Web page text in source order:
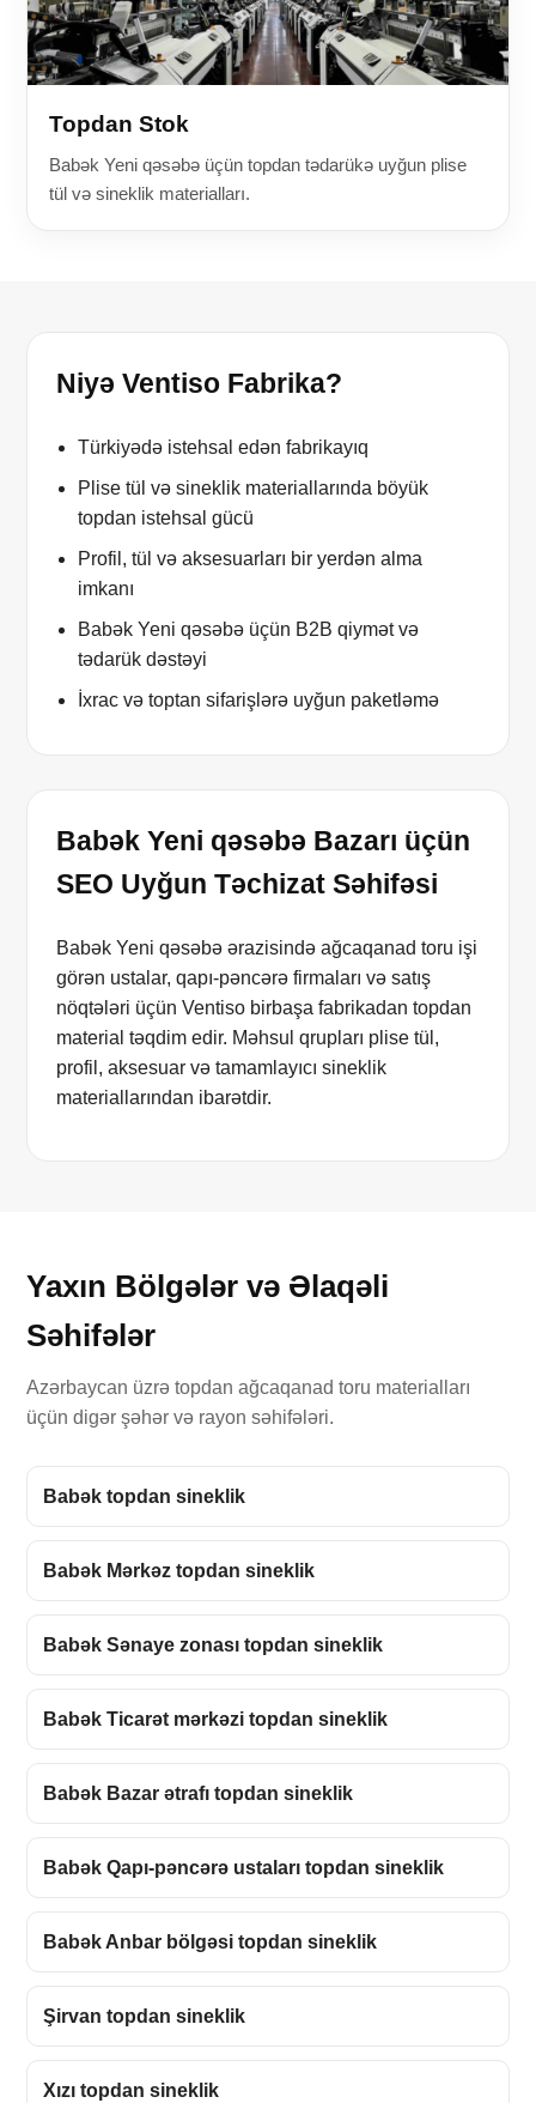
Topdan Stok
Babək Yeni qəsəbə üçün topdan tədarükə uyğun plise
tül və sineklik materialları.
Niyə Ventiso Fabrika?
Türkiyədə istehsal edən fabrikayıq
Plise tül və sineklik materiallarında böyük
topdan istehsal gücü
Profil, tül və aksesuarları bir yerdən alma
imkanı
Babək Yeni qəsəbə üçün B2B qiymət və
tədarük dəstəyi
İxrac və toptan sifarişlərə uyğun paketləmə
Babək Yeni qəsəbə Bazarı üçün
SEO Uyğun Təchizat Səhifəsi
Babək Yeni qəsəbə ərazisində ağcaqanad toru işi
görən ustalar, qapı-pəncərə firmaları və satış
nöqtələri üçün Ventiso birbaşa fabrikadan topdan
material təqdim edir. Məhsul qrupları plise tül,
profil, aksesuar və tamamlayıcı sineklik
materiallarından ibarətdir.
Yaxın Bölgələr və Əlaqəli
Səhifələr
Azərbaycan üzrə topdan ağcaqanad toru materialları
üçün digər şəhər və rayon səhifələri.
Babək topdan sineklik
Babək Mərkəz topdan sineklik
Babək Sənaye zonası topdan sineklik
Babək Ticarət mərkəzi topdan sineklik
Babək Bazar ətrafı topdan sineklik
Babək Qapı-pəncərə ustaları topdan sineklik
Babək Anbar bölgəsi topdan sineklik
Şirvan topdan sineklik
Xızı topdan sineklik